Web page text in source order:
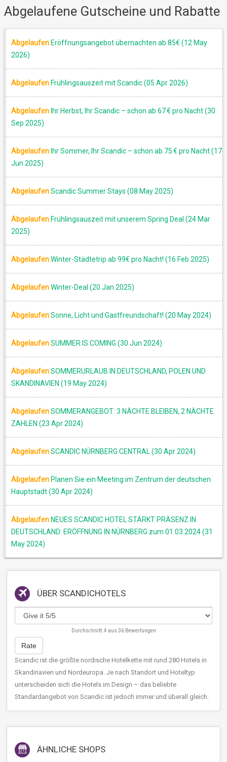
GUTSCHEIN
Abgelaufene Gutscheine und Rabatte
Abgelaufen Eröffnungsangebot übernachten ab 85€ (12 May
2026)
Abgelaufen Frühlingsauszeit mit Scandic (05 Apr 2026)
Abgelaufen Ihr Herbst, Ihr Scandic – schon ab 67 € pro Nacht (30
Sep 2025)
Abgelaufen Ihr Sommer, Ihr Scandic – schon ab 75 € pro Nacht (17
Jun 2025)
AbgelaufenScandic Summer Stays (08 May 2025)
Abgelaufen Frühlingsauszeit mit unserem Spring Deal (24 Mar
2025)
AbgelaufenWinter-Städtetrip ab 99€ pro Nacht! (16 Feb 2025)
AbgelaufenWinter-Deal (20 Jan 2025)
AbgelaufenSonne, Licht und Gastfreundschaft! (20 May 2024)
AbgelaufenSUMMER IS COMING (30 Jun 2024)
AbgelaufenSOMMERURLAUB IN DEUTSCHLAND, POLEN UND
SKANDINAVIEN (19 May 2024)
AbgelaufenSOMMERANGEBOT: 3 NÄCHTE BLEIBEN, 2 NÄCHTE
ZAHLEN (23 Apr 2024)
AbgelaufenSCANDIC NÜRNBERG CENTRAL (30 Apr 2024)
Abgelaufen Planen Sie ein Meeting im Zentrum der deutschen
Hauptstadt (30 Apr 2024)
Abgelaufen NEUES SCANDIC HOTEL STÄRKT PRÄSENZ IN
DEUTSCHLAND: ERÖFFNUNG IN NÜRNBERG zum 01.03.2024 (31
May 2024)
ÜBER SCANDICHOTELS
Durchschnitt:4 aus 36Bewertungen
Rate
Scandic ist die größte nordische Hotelkette mit rund 280 Hotels in
Skandinavien und Nordeuropa. Je nach Standort und Hoteltyp
unterscheiden sich die Hotels im Design – das beliebte
Standardangebot von Scandic ist jedoch immer und überall gleich.
ÄHNLICHE SHOPS